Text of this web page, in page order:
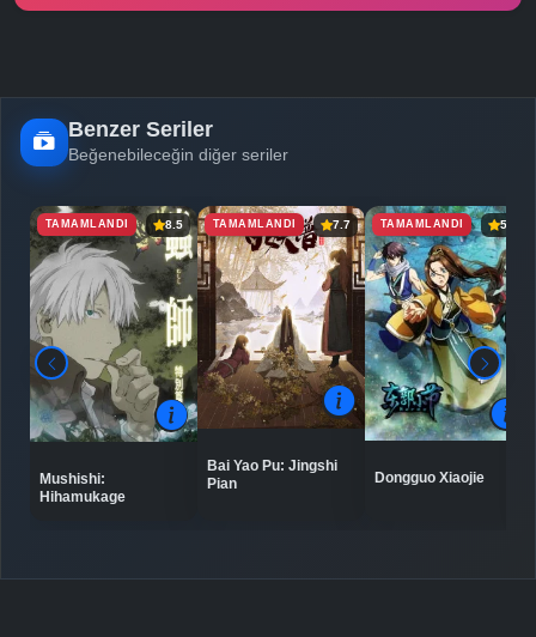
Benzer Seriler
Beğenebileceğin diğer seriler
TAMAMLANDI 8.5
Mushishi:
Hihamukage
TAMAMLANDI 7.7
Bai Yao Pu: Jingshi
Pian
TAMAMLANDI 5.9
Dongguo Xiaojie